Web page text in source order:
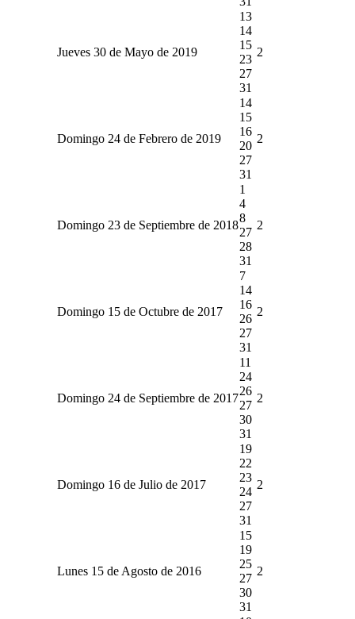
Jueves 30 de Mayo de 2019
13
14
15
23
27
31
2
Domingo 24 de Febrero de 2019
14
15
16
20
27
31
2
Domingo 23 de Septiembre de 2018
1
4
8
27
28
31
2
Domingo 15 de Octubre de 2017
7
14
16
26
27
31
2
Domingo 24 de Septiembre de 2017
11
24
26
27
30
31
2
Domingo 16 de Julio de 2017
19
22
23
24
27
31
2
Lunes 15 de Agosto de 2016
15
19
25
27
30
31
2